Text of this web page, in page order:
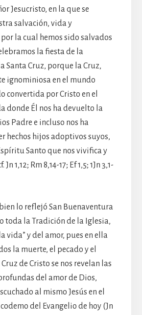
Jesucristo, en la que se
salvación, vida y
la cual hemos sido salvados
la fiesta de la
Santa Cruz, porque la Cruz,
ignominiosa en el mundo
convertida por Cristo en el
donde Él nos ha devuelto la
Padre e incluso nos ha
hechos hijos adoptivos suyos,
Santo que nos vivifica y
1,12; Rm 8,14-17; Ef 1,5; 1Jn 3,1-
bien lo reflejó San Buenaventura
toda la Tradición de la Iglesia,
vida” y del amor, pues en ella
la muerte, el pecado y el
de Cristo se nos revelan las
del amor de Dios,
al mismo Jesús en el
del Evangelio de hoy (Jn